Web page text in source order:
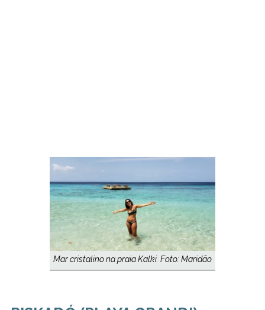
Mar cristalino na praia Kalki. Foto: Maridão